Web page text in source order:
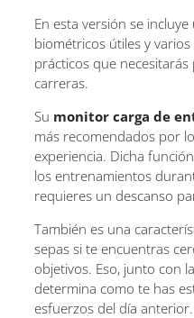
En esta versión se
biométricos útiles y
prácticos que
carreras.
Su monitor carga de
más recomendados por
experiencia. Dicha
los entrenamientos
requieres un descanso
También es una
sepas si te encuentras
objetivos. Eso, junto con
determina como te has
esfuerzos del día anterior.